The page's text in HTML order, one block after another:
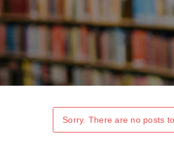
Sorry. There are no posts